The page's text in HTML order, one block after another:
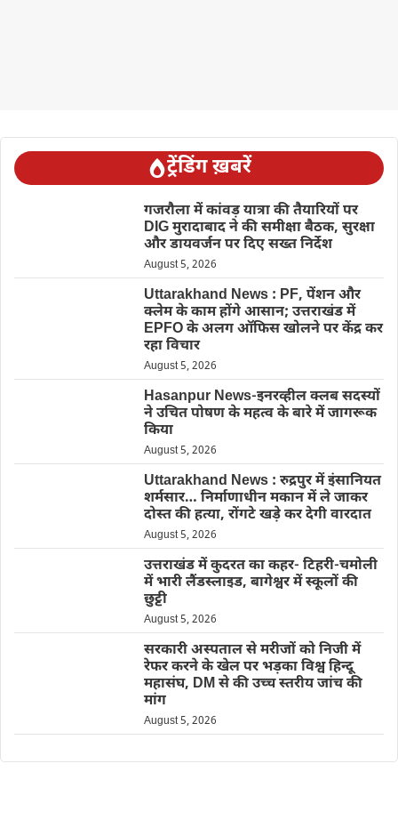
ट्रेंडिंग ख़बरें
गजरौला में कांवड़ यात्रा की तैयारियों पर
DIG मुरादाबाद ने की समीक्षा बैठक, सुरक्षा
और डायवर्जन पर दिए सख्त निर्देश
August 5, 2026
Uttarakhand News : PF, पेंशन और
क्लेम के काम होंगे आसान; उत्तराखंड में
EPFO के अलग ऑफिस खोलने पर केंद्र कर
रहा विचार
August 5, 2026
Hasanpur News-इनरव्हील क्लब सदस्यों
ने उचित पोषण के महत्व के बारे में जागरूक
किया
August 5, 2026
Uttarakhand News : रुद्रपुर में इंसानियत
शर्मसार… निर्माणाधीन मकान में ले जाकर
दोस्त की हत्या, रोंगटे खड़े कर देगी वारदात
August 5, 2026
उत्तराखंड में कुदरत का कहर- टिहरी-चमोली
में भारी लैंडस्लाइड, बागेश्वर में स्कूलों की
छुट्टी
August 5, 2026
सरकारी अस्पताल से मरीजों को निजी में
रेफर करने के खेल पर भड़का विश्व हिन्दू
महासंघ, DM से की उच्च स्तरीय जांच की
मांग
August 5, 2026